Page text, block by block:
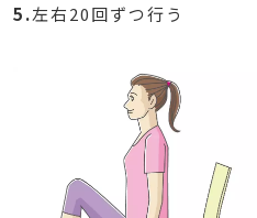
5.左右20回ずつ行う